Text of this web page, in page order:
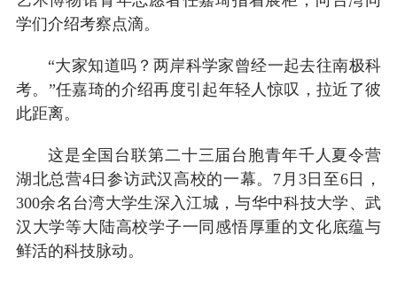
学们介绍考察点滴。
“大家知道吗？两岸科学家曾经一起去往南极科
考。”任嘉琦的介绍再度引起年轻人惊叹，拉近了彼
此距离。
这是全国台联第二十三届台胞青年千人夏令营
湖北总营4日参访武汉高校的一幕。7月3日至6日，
300余名台湾大学生深入江城，与华中科技大学、武
汉大学等大陆高校学子一同感悟厚重的文化底蕴与
鲜活的科技脉动。